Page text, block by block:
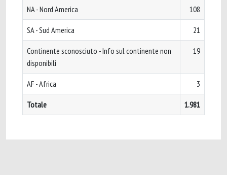
NA - Nord America 108
SA - Sud America 21
Continente sconosciuto - Info sul continente non
disponibili
19
AF - Africa 3
Totale 1.981